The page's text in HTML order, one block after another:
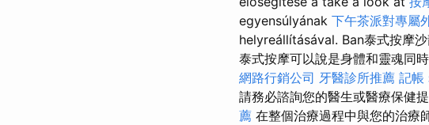
egyensúlyának 下午茶派對專屬
helyreállításával. Ban泰式按摩
泰式按摩可以說是身體和靈魂同
網路行銷公司 牙醫診所推薦 記帳
請務必諮詢您的醫生或醫療保健
薦 在整個治療過程中與您的治療